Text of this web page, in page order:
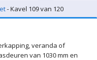
- Kavel 109 van 120
veranda of
van 1030 mm en